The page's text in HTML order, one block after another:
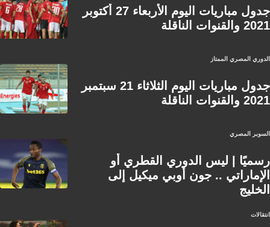
جدول مباريات اليوم الأربعاء 27 أكتوبر
2021 والقنوات الناقلة
الدوري المصري الممتاز
جدول مباريات اليوم الثلاثاء 21 سبتمبر
2021 والقنوات الناقلة
السوبر المصري
رسميًا | ليس الدوري القطري أو
الإماراتي .. جون أوبي ميكيل إلى
الخليج
انتقالات